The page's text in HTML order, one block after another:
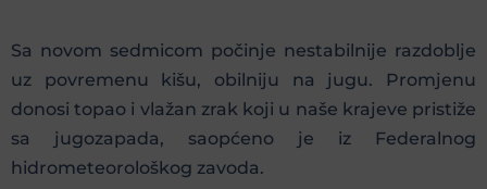
Sa novom sedmicom počinje nestabilnije razdoblje
uz povremenu kišu, obilniju na jugu. Promjenu
donosi topao i vlažan zrak koji u naše krajeve pristiže
sa jugozapada, saopćeno je iz Federalnog
hidrometeorološkog zavoda.